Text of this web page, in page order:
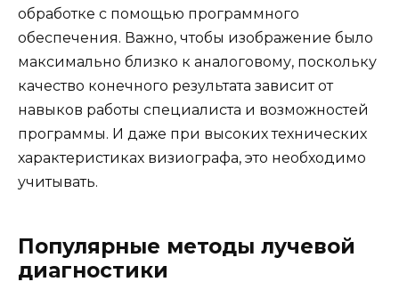
обработке с помощью программного
обеспечения. Важно, чтобы изображение было
максимально близко к аналоговому, поскольку
качество конечного результата зависит от
навыков работы специалиста и возможностей
программы. И даже при высоких технических
характеристиках визиографа, это необходимо
учитывать.
Популярные методы лучевой
диагностики